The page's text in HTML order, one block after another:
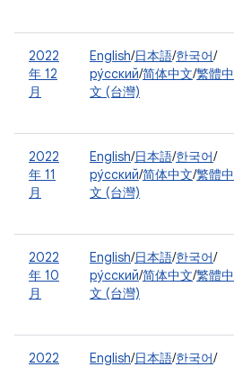
2022
年 12
月
English/日本語/한국어/
ру́сский/简体中文/繁體中
文 (台灣)
2022
年 11
月
English/日本語/한국어/
ру́сский/简体中文/繁體中
文 (台灣)
2022
年 10
月
English/日本語/한국어/
ру́сский/简体中文/繁體中
文 (台灣)
2022
English/日本語/한국어/